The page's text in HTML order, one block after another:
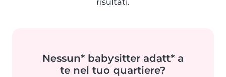
Nessun* babysitter adatt* a
te nel tuo quartiere?